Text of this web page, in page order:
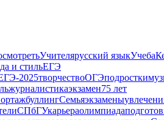
Учителярусский языкУчеба
и стильЕГЭ
2025творчествоОГЭподростки
журналистикаэкзамен75 лет
буллингСемьяэкзамены
СПбГУкарьераолимпиада